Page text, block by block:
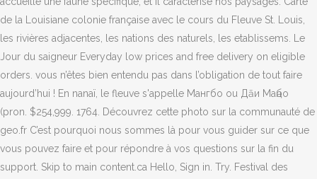
de la Louisiane colonie française avec le cours du Fleuve St. Louis,
les rivières adjacentes, les nations des naturels, les etablissems. Le
Jour du saigneur Everyday low prices and free delivery on eligible
orders. vous n’êtes bien entendu pas dans l’obligation de tout faire
aujourd’hui ! En nanaï, le fleuve s'appelle Мангбо ou Дāи Маңбо
(pron. $254,999. 1764. Découvrez cette photo sur la communauté de
geo.fr C’est pourquoi nous sommes là pour vous guider sur ce que
vous pouvez faire et pour répondre à vos questions sur la fin du
support. Skip to main content.ca Hello, Sign in. Try. Festival des